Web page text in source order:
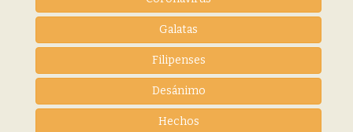
Galatas
Filipenses
Desánimo
Hechos